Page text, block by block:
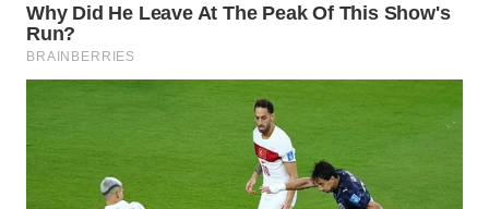
TANI
ADVOKAT
WAHANA
INFRASTRUKTUR